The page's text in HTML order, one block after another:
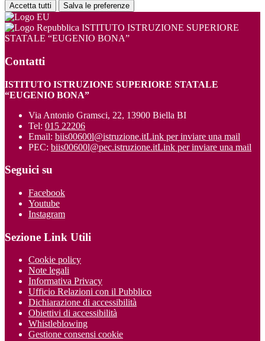
Accetta tutti Salva le preferenze
ISTITUTO ISTRUZIONE SUPERIORE
STATALE “EUGENIO BONA”
Contatti
ISTITUTO ISTRUZIONE SUPERIORE STATALE
“EUGENIO BONA”
Via Antonio Gramsci, 22, 13900 Biella BI
Tel: 015 22206
Email: biis00600l@istruzione.itLink per inviare una mail
PEC: biis00600l@pec.istruzione.itLink per inviare una mail
Seguici su
Facebook
Youtube
Instagram
Sezione Link Utili
Cookie policy
Note legali
Informativa Privacy
Ufficio Relazioni con il Pubblico
Dichiarazione di accessibilità
Obiettivi di accessibilità
Whistleblowing
Gestione consensi cookie